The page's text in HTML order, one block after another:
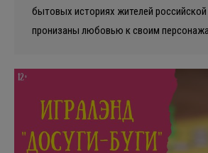
бытовых историях жителей российской
пронизаны любовью к своим